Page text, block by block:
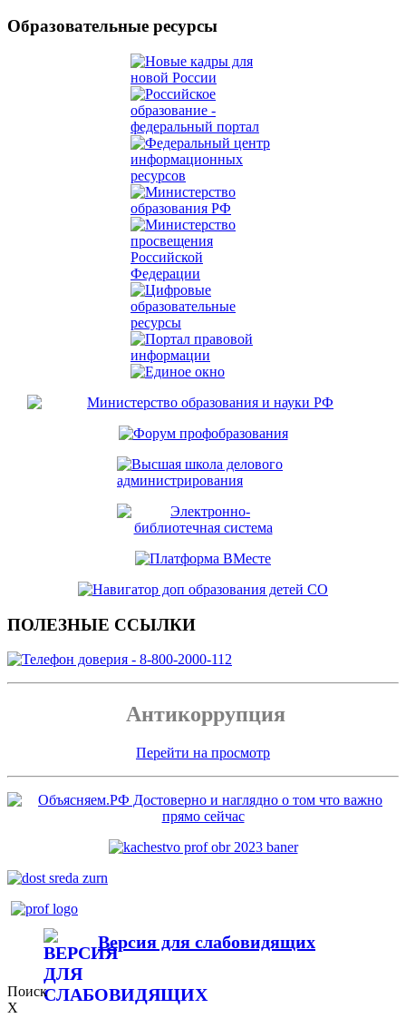
Образовательные ресурсы
ПОЛЕЗНЫЕ ССЫЛКИ
Антикоррупция
Перейти на просмотр
Версия для слабовидящих
Поиск
X